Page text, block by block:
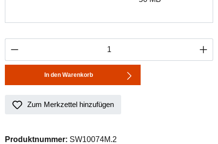
Produkt Anzahl: Gib den gewünschten
In den Warenkorb
Zum Merkzettel hinzufügen
Produktnummer: SW10074M.2